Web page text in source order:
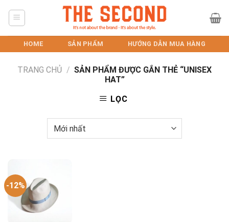
HOME SẢN PHẨM HƯỚNG DẪN MUA HÀNG
TRANG CHỦ / SẢN PHẨM ĐƯỢC GẮN THẺ “UNISEX
HAT”
LỌC
-12%